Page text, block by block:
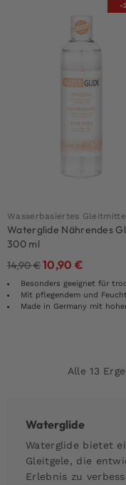
-
Wasserbasiertes
Waterglide Nährendes
300 ml
14,90€10,90 €
Besonders geeignet für trockene oder empfindliche
Mit pflegendem und Feuchtigkeit spendendem
Made in Germany mit hoher
Alle 13
Waterglide
Waterglide bietet
Gleitgele, die
Erlebnis zu